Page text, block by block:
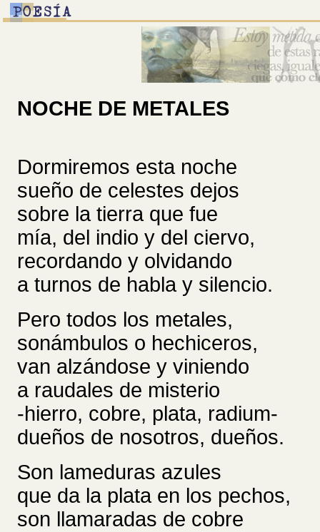
NOCHE DE METALES
Dormiremos esta noche
sueño de celestes dejos
sobre la tierra que fue
mía, del indio y del ciervo,
recordando y olvidando
a turnos de habla y silencio.
Pero todos los metales,
sonámbulos o hechiceros,
van alzándose y viniendo
a raudales de misterio
-hierro, cobre, plata, radium-
dueños de nosotros, dueños.
Son lameduras azules
que da la plata en los pechos,
son llamaradas de cobre